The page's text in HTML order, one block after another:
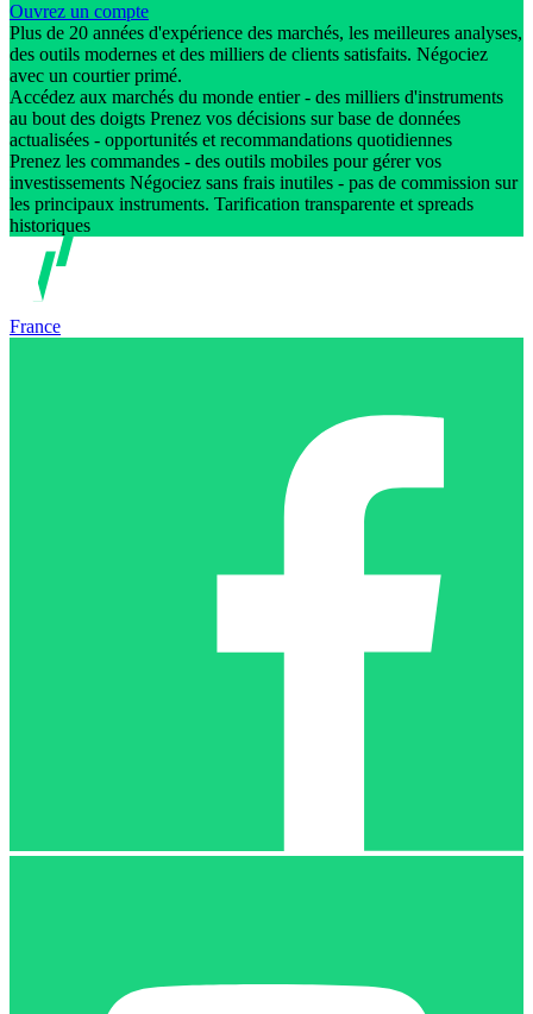
Ouvrez un compte
Plus de 20 années d'expérience des marchés, les meilleures analyses,
des outils modernes et des milliers de clients satisfaits. Négociez
avec un courtier primé.
Accédez aux marchés du monde entier - des milliers d'instruments
au bout des doigts Prenez vos décisions sur base de données
actualisées - opportunités et recommandations quotidiennes
Prenez les commandes - des outils mobiles pour gérer vos
investissements Négociez sans frais inutiles - pas de commission sur
les principaux instruments. Tarification transparente et spreads
historiques
France